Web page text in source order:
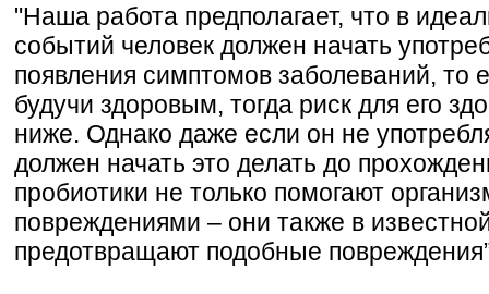
"Наша работа предполагает, что в
событий человек должен начать
появления симптомов заболеваний, то
будучи здоровым, тогда риск для его
ниже. Однако даже если он не
должен начать это делать до
пробиотики не только помогают
повреждениями – они также в
предотвращают подобные